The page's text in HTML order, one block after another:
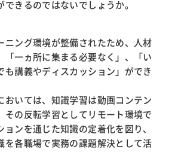
できるのではないでしょうか。
ング環境が整備されたため、人材
「一ヵ所に集まる必要なく」、「い
も講義やディスカッション」ができ
いては、知識学習は動画コンテン
その反転学習としてリモート環境で
ョンを通じた知識の定着化を図り、
を各職場で実務の課題解決として活